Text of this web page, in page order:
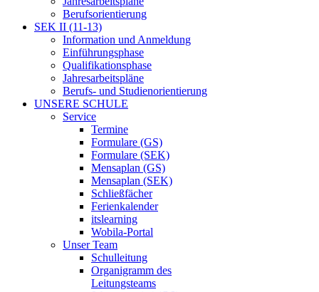
Berufsorientierung
SEK II (11-13)
Information und Anmeldung
Einführungsphase
Qualifikationsphase
Jahresarbeitspläne
Berufs- und Studienorientierung
UNSERE SCHULE
Service
Termine
Formulare (GS)
Formulare (SEK)
Mensaplan (GS)
Mensaplan (SEK)
Schließfächer
Ferienkalender
itslearning
Wobila-Portal
Unser Team
Schulleitung
Organigramm des
Leitungsteams